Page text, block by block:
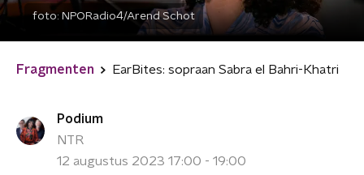
foto: NPORadio4/Arend Schot
Fragmenten EarBites: sopraan Sabra el Bahri-Khatri
Podium
NTR
12 augustus 2023 17:00 - 19:00